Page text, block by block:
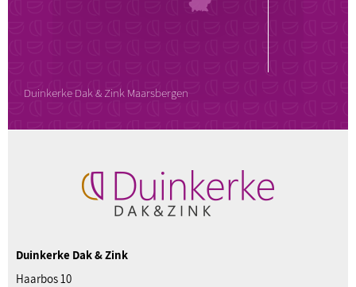
Duinkerke Dak & Zink Maarsbergen
Duinkerke Dak & Zink
Haarbos 10